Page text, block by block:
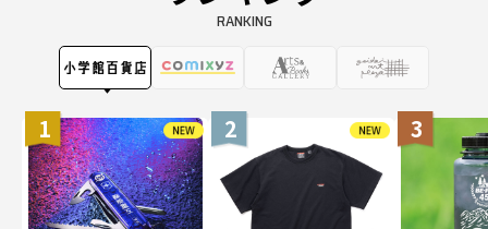
RANKING
1 2 3